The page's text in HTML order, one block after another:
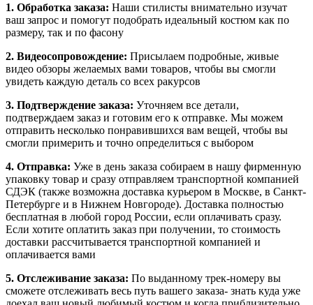
1. Обработка заказа: Наши стилисты внимательно изучат
ваш запрос и помогут подобрать идеальный костюм как по
размеру, так и по фасону
2. Видеосопровождение: Присылаем подробные, живые
видео обзоры желаемых вами товаров, чтобы вы смогли
увидеть каждую деталь со всех ракурсов
3. Подтверждение заказа: Уточняем все детали,
подтверждаем заказ и готовим его к отправке. Мы можем
отправить несколько понравившихся вам вещей, чтобы вы
смогли примерить и точно определиться с выбором
4. Отправка: Уже в день заказа собираем в нашу фирменную
упаковку товар и сразу отправляем транспортной компанией
СДЭК (также возможна доставка курьером в Москве, в Санкт-
Петербурге и в Нижнем Новгороде). Доставка полностью
бесплатная в любой город России, если оплачивать сразу.
Если хотите оплатить заказ при получении, то стоимость
доставки рассчитывается транспортной компанией и
оплачивается вами
5. Отслеживание заказа: По выданному трек-номеру вы
сможете отслеживать весь путь вашего заказа- знать куда уже